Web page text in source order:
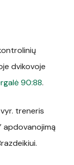
dvikovoje
90:88.
treneris
apdovanojimą